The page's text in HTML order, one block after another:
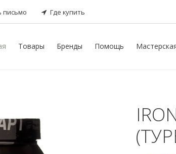
письмо Где купить
Товары Бренды Помощь